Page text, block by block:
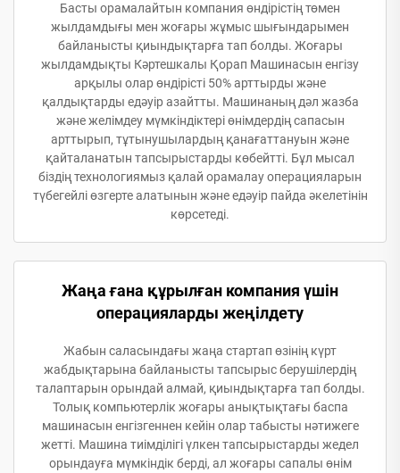
Басты орамалайтын компания өндірістің төмен
жылдамдығы мен жоғары жұмыс шығындарымен
байланысты қиындықтарға тап болды. Жоғары
жылдамдықты Кәртешкалы Қорап Машинасын енгізу
арқылы олар өндірісті 50% арттырды және
қалдықтарды едәуір азайтты. Машинаның дәл жазба
және желімдеу мүмкіндіктері өнімдердің сапасын
арттырып, тұтынушылардың қанағаттануын және
қайталанатын тапсырыстарды көбейтті. Бұл мысал
біздің технологиямыз қалай орамалау операцияларын
түбегейлі өзгерте алатынын және едәуір пайда әкелетінін
көрсетеді.
Жаңа ғана құрылған компания үшін
операцияларды жеңілдету
Жабын саласындағы жаңа стартап өзінің күрт
жабдықтарына байланысты тапсырыс берушілердің
талаптарын орындай алмай, қиындықтарға тап болды.
Толық компьютерлік жоғары анықтықтағы баспа
машинасын енгізгеннен кейін олар табысты нәтижеге
жетті. Машина тиімділігі үлкен тапсырыстарды жедел
орындауға мүмкіндік берді, ал жоғары сапалы өнім